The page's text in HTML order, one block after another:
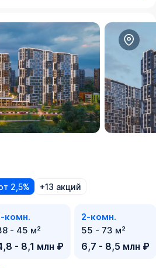
2,5% +13 акций
комн.
- 45 м²
- 8,1 млн ₽
2-комн.
55 - 73 м²
6,7 - 8,5 млн ₽